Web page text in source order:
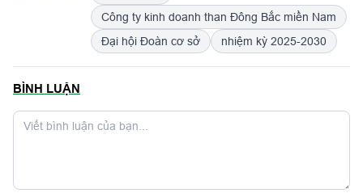
Công ty kinh doanh than Đông Bắc miền Nam
Đại hội Đoàn cơ sở
nhiệm kỳ 2025-2030
BÌNH LUẬN